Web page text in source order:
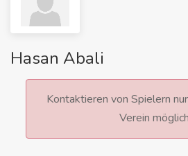
Hasan Abali
Kontaktieren von Spielern
Verein